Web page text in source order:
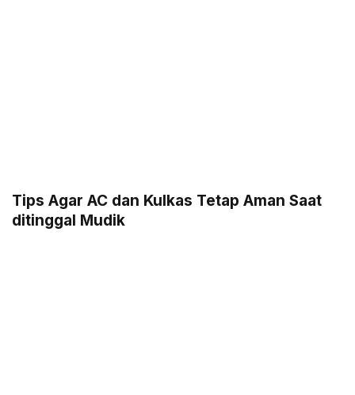
Tips Agar AC dan Kulkas Tetap Aman Saat
ditinggal Mudik